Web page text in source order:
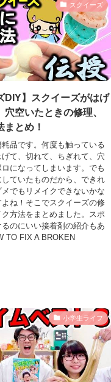
スクイーズ
DIY】スクイーズがはげ
穴空いたときの修理、
まとめ！
品です。何度も触っている
て、切れて、ちぎれて、穴
になってしまいます。でも
ていたものだから、できれ
でもリメイクできないかな
ね！そこでスクイーズの修
方法をまとめました。スポ
のにいい接着剤の紹介もあ
TO FIX A BROKEN
小学生ライフ